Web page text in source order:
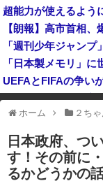
【朗報】高市首相、
「週刊少年ジャン
一部のコンテンツが表
たりする場合があります
ホーム ２ち
日本政府、つ
す！その前に
るかどうかの